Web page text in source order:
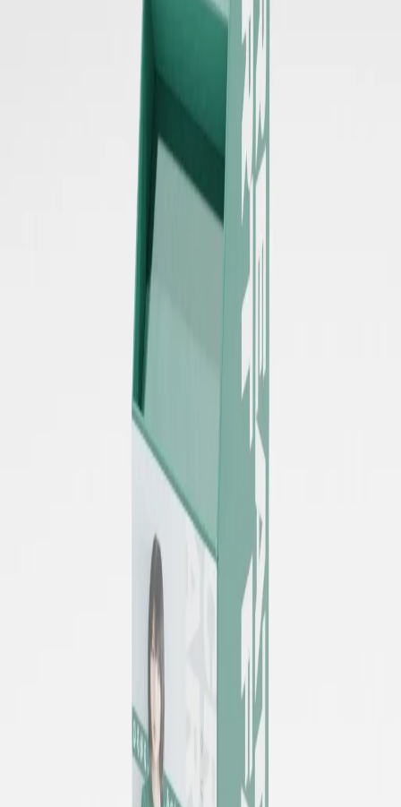
サンプル確認やフィードバックを踏まえ、形状、材質、補
強、印刷内容を調整します。
数量、納期、納品形態、分納の有無などを確認し、量産に進
める状態へ整えます。
製造・検品・梱包
量産時の安定性や現場での扱いやすさにも配慮しながら、製
造から梱包まで進行します。
一括納品、複数拠点への分納、組み立て前の梱包など、納品
条件に合わせて出荷します。
※案件の内容により、工程の順番や確認回数は前後する場合
フロア什器の代表的な形状を一覧で確認する。
SELECTABLE 2 OR 3 TIER